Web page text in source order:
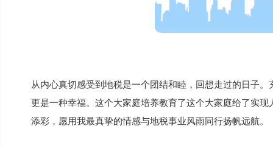
从内心真切感受到地税是一个团结和睦，回想走过的日子
更是一种幸福。这个大家庭培养教育了这个大家庭给了实
添彩，愿用我最真挚的情感与地税事业风雨同行扬帆远航。